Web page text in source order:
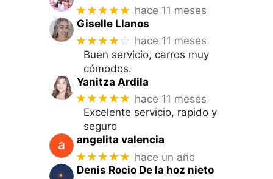
★★★★★ hace 11 meses
Giselle Llanos
★★★★☆ hace 11 meses
Buen servicio, carros muy
cómodos.
Yanitza Ardila
★★★★★ hace 11 meses
Excelente servicio, rapido y
seguro
angelita valencia
★★★★★ hace un año
Denis Rocio De la hoz nieto